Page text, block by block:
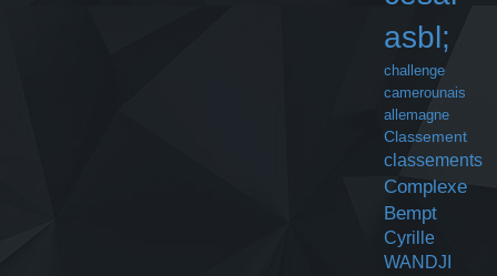
asbl;
challenge
camerounais
allemagne
Classement
classements
Complexe
Bempt
Cyrille
WANDJI